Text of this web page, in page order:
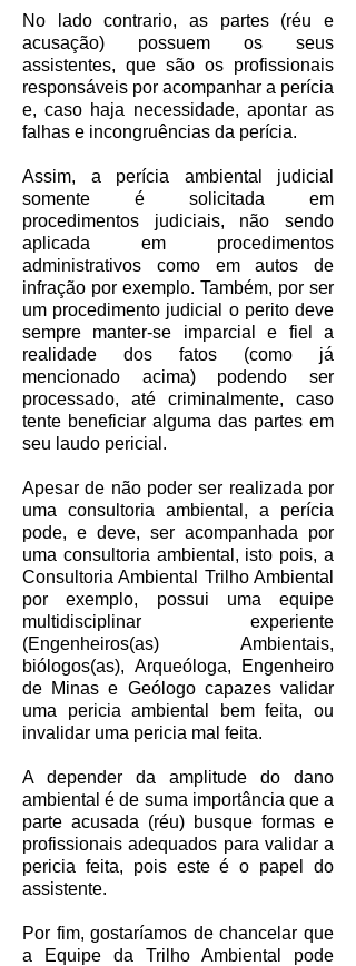
No lado contrario, as partes (réu e
acusação) possuem os seus
assistentes, que são os profissionais
responsáveis por acompanhar a perícia
e, caso haja necessidade, apontar as
falhas e incongruências da perícia.
Assim, a perícia ambiental judicial
somente é solicitada em
procedimentos judiciais, não sendo
aplicada em procedimentos
administrativos como em autos de
infração por exemplo. Também, por ser
um procedimento judicial o perito deve
sempre manter-se imparcial e fiel a
realidade dos fatos (como já
mencionado acima) podendo ser
processado, até criminalmente, caso
tente beneficiar alguma das partes em
seu laudo pericial.
Apesar de não poder ser realizada por
uma consultoria ambiental, a perícia
pode, e deve, ser acompanhada por
uma consultoria ambiental, isto pois, a
Consultoria Ambiental Trilho Ambiental
por exemplo, possui uma equipe
multidisciplinar experiente
(Engenheiros(as) Ambientais,
biólogos(as), Arqueóloga, Engenheiro
de Minas e Geólogo capazes validar
uma pericia ambiental bem feita, ou
invalidar uma pericia mal feita.
A depender da amplitude do dano
ambiental é de suma importância que a
parte acusada (réu) busque formas e
profissionais adequados para validar a
pericia feita, pois este é o papel do
assistente.
Por fim, gostaríamos de chancelar que
a Equipe da Trilho Ambiental pode